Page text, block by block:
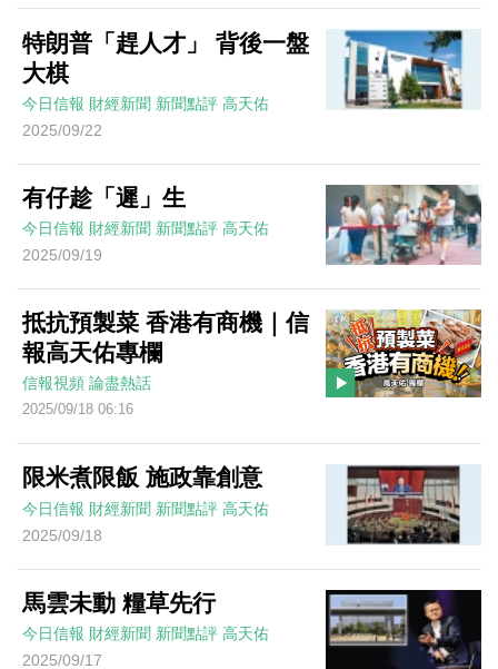
特朗普「趕人才」 背後一盤
大棋
今日信報 財經新聞 新聞點評 高天佑
2025/09/22
有仔趁「遲」生
今日信報 財經新聞 新聞點評 高天佑
2025/09/19
抵抗預製菜 香港有商機｜信
報高天佑專欄
信報視頻 論盡熱話
2025/09/18 06:16
限米煮限飯 施政靠創意
今日信報 財經新聞 新聞點評 高天佑
2025/09/18
馬雲未動 糧草先行
今日信報 財經新聞 新聞點評 高天佑
2025/09/17